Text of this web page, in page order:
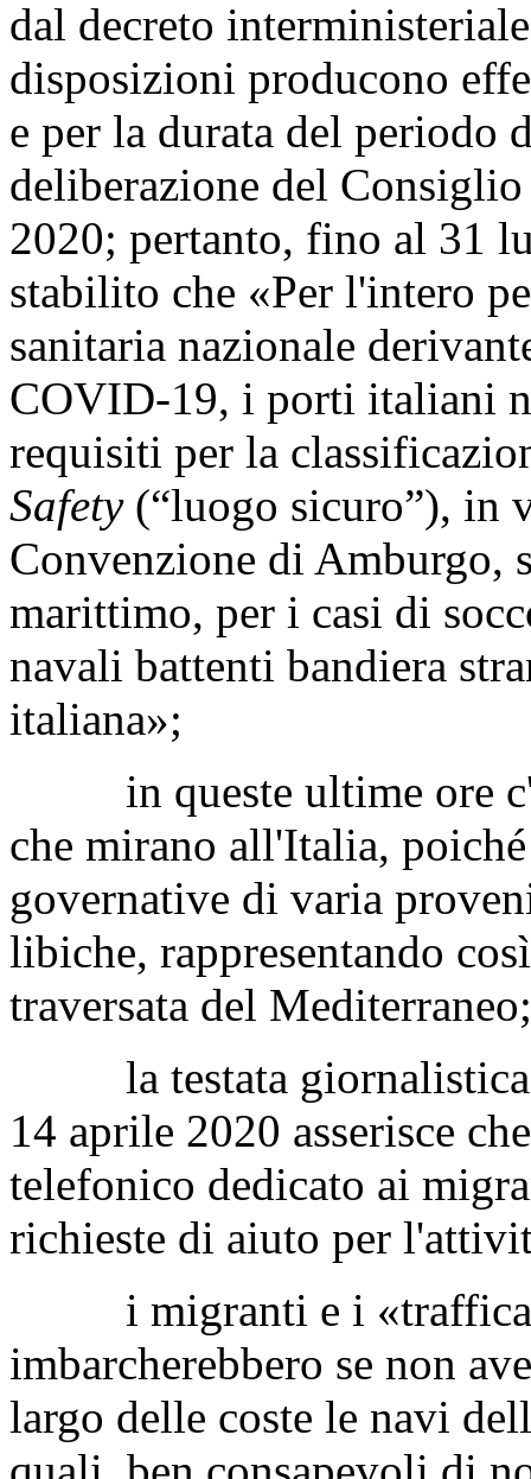
dal decreto
disposizioni producono
e per la durata del periodo
deliberazione del
2020; pertanto, fino al 31
stabilito che «Per l'intero
sanitaria nazionale
COVID-19, i porti italiani
requisiti per la
Safety(“luogo sicuro”), in
Convenzione di Amburgo,
marittimo, per i casi di
navali battenti bandiera
italiana»;
in queste ultime ore
che mirano all'Italia,
governative di varia
libiche, rappresentando
traversata del Mediterraneo;
la testata
14 aprile 2020 asserisce
telefonico dedicato ai
richieste di aiuto per
i migranti e i
imbarcherebbero se non
largo delle coste le navi